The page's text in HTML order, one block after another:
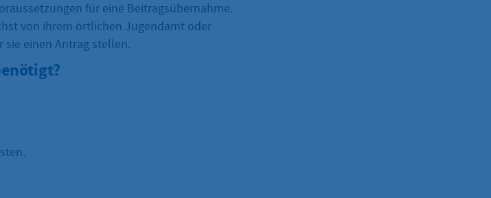
für eine Beitragsübernahme.
von ihrem örtlichen Jugendamt oder
sie einen Antrag stellen.